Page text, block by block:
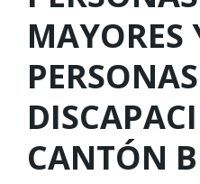
MAYORES
CANTÓN